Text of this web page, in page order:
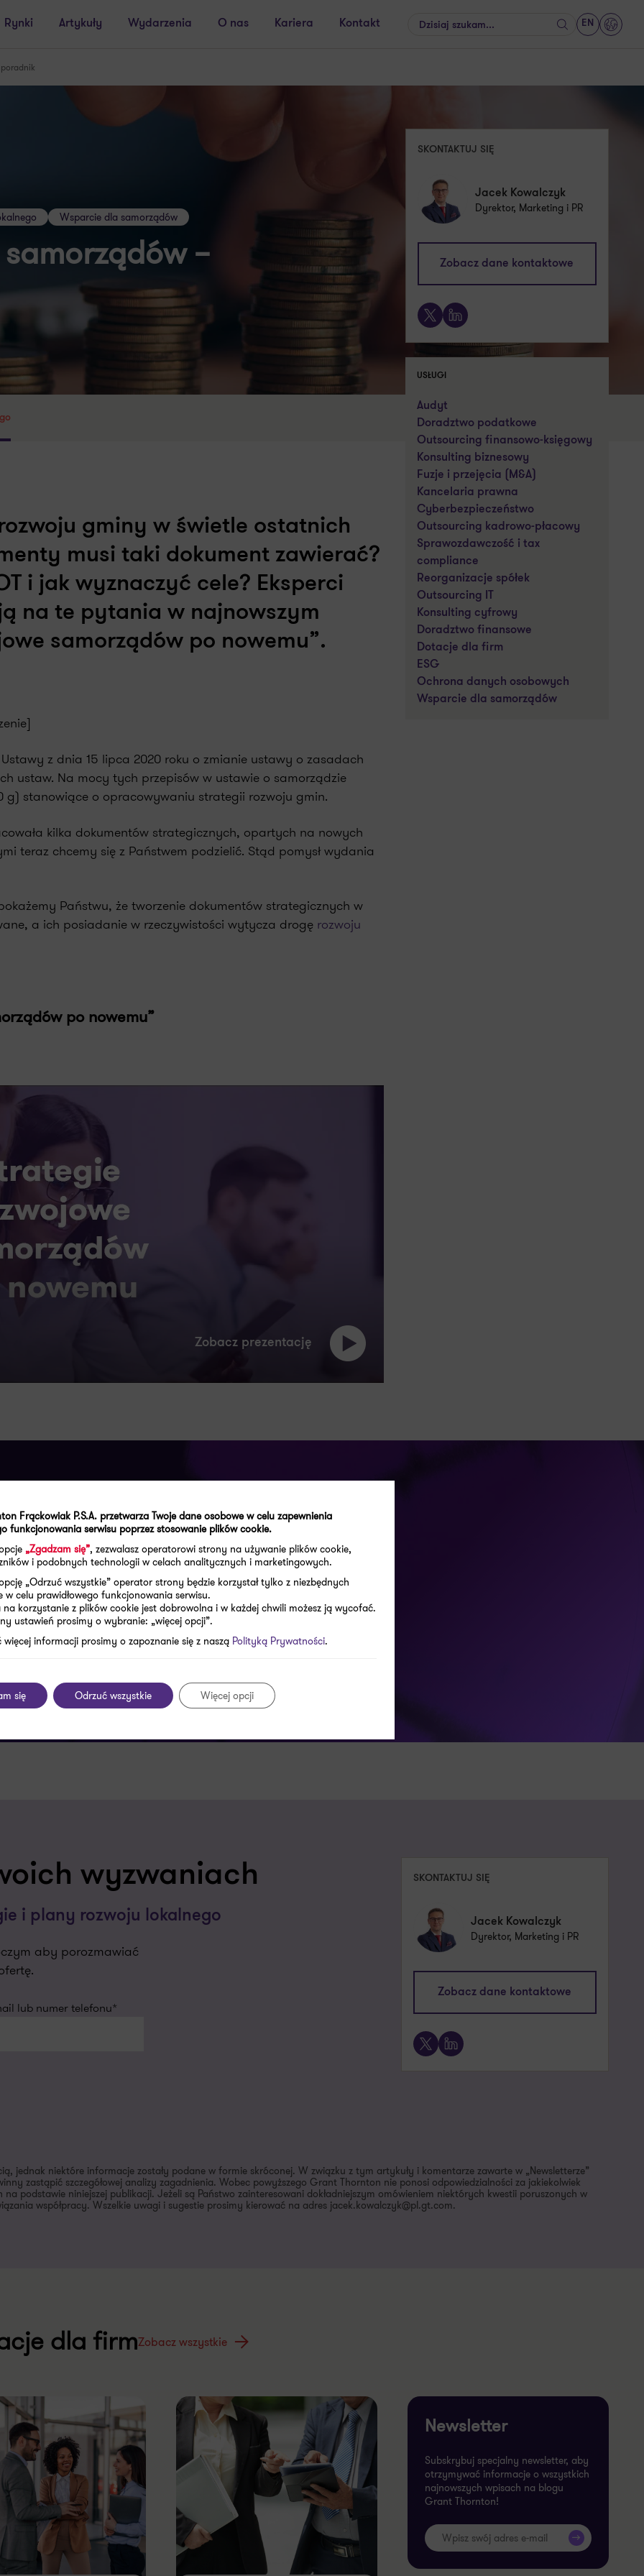
Rynki Artykuły Wydarzenia O nas Kariera Kontakt Szukaj
EN
Wsparcie dla samorządów
–
SKONTAKTUJ SIĘ
Jacek Kowalczyk
Dyrektor, Marketing i PR
Zobacz dane kontaktowe
X LinkedIn
USŁUGI
Audyt
Doradztwo podatkowe
Outsourcing finansowo-księgowy
Konsulting biznesowy
Fuzje i przejęcia (M&A)
Kancelaria prawna
Cyberbezpieczeństwo
Outsourcing kadrowo-płacowy
Sprawozdawczość i tax
compliance
Reorganizacje spółek
Outsourcing IT
Konsulting cyfrowy
Doradztwo finansowe
Dotacje dla firm
ESG
Ochrona danych osobowych
Wsparcie dla samorządów
gminy w świetle ostatnich
musi taki dokument zawierać?
i jak wyznaczyć cele? Eksperci
na te pytania w najnowszym
samorządów po nowemu”.
z dnia 15 lipca 2020 roku o zmianie ustawy o zasadach
ustaw. Na mocy tych przepisów w ustawie o samorządzie
g) stanowiące o opracowywaniu strategii rozwoju gmin.
kilka dokumentów strategicznych, opartych na nowych
teraz chcemy się z Państwem podzielić. Stąd pomysł wydania
Państwu, że tworzenie dokumentów strategicznych w
a ich posiadanie w rzeczywistości wytycza drogę rozwoju
po nowemu”
Zobacz prezentację
w zakresie:
lokalnego
wyzwaniach
i plany rozwoju lokalnego
aby porozmawiać
lub numer telefonu*
SKONTAKTUJ SIĘ
Jacek Kowalczyk
Dyrektor, Marketing i PR
Zobacz dane kontaktowe
X LinkedIn
jednak niektóre informacje zostały podane w formie skróconej. W związku z tym artykuły i komentarze zawarte w „Newsletterze”
zastąpić szczegółowej analizy zagadnienia. Wobec powyższego Grant Thornton nie ponosi odpowiedzialności za jakiekolwiek
podstawie niniejszej publikacji. Jeżeli są Państwo zainteresowani dokładniejszym omówieniem niektórych kwestii poruszonych w
współpracy. Wszelkie uwagi i sugestie prosimy kierować na adres jacek.kowalczyk@pl.gt.com.
dla firmZobacz wszystkie
Newsletter
Subskrybuj specjalny newsletter, aby
otrzymywać informacje o wszystkich
najnowszych wpisach na blogu
Grant Thornton!
>>
Frąckowiak P.S.A. przetwarza Twoje dane osobowe w celu zapewnienia
funkcjonowania serwisu poprzez stosowanie plików cookie.
„Zgadzam się”, zezwalasz operatorowi strony na używanie plików cookie,
i podobnych technologii w celach analitycznych i marketingowych.
„Odrzuć wszystkie” operator strony będzie korzystał tylko z niezbędnych
w celu prawidłowego funkcjonowania serwisu.
na korzystanie z plików cookie jest dobrowolna i w każdej chwili możesz ją wycofać.
ustawień prosimy o wybranie: „więcej opcji”.
więcej informacji prosimy o zapoznanie się z naszą Polityką Prywatności.
się Odrzuć wszystkie Więcej opcji